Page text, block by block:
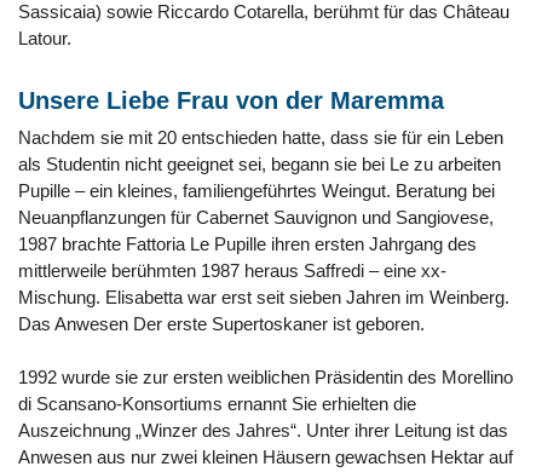
Sassicaia) sowie Riccardo Cotarella, berühmt für das Château
Latour.
Unsere Liebe Frau von der Maremma
Nachdem sie mit 20 entschieden hatte, dass sie für ein Leben
als Studentin nicht geeignet sei, begann sie bei Le zu arbeiten
Pupille – ein kleines, familiengeführtes Weingut. Beratung bei
Neuanpflanzungen für Cabernet Sauvignon und Sangiovese,
1987 brachte Fattoria Le Pupille ihren ersten Jahrgang des
mittlerweile berühmten 1987 heraus Saffredi – eine xx-
Mischung. Elisabetta war erst seit sieben Jahren im Weinberg.
Das Anwesen Der erste Supertoskaner ist geboren.
1992 wurde sie zur ersten weiblichen Präsidentin des Morellino
di Scansano-Konsortiums ernannt Sie erhielten die
Auszeichnung „Winzer des Jahres“. Unter ihrer Leitung ist das
Anwesen aus nur zwei kleinen Häusern gewachsen Hektar auf